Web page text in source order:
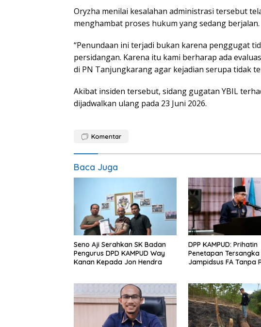
Oryzha menilai kesalahan administrasi tersebut
menghambat proses hukum yang sedang berjalan.
“Penundaan ini terjadi bukan karena penggugat
persidangan. Karena itu kami berharap ada
di PN Tanjungkarang agar kejadian serupa tidak
Akibat insiden tersebut, sidang gugatan YBIL
dijadwalkan ulang pada 23 Juni 2026.
Komentar
Baca Juga
Seno Aji Serahkan SK Badan
Pengurus DPD KAMPUD Way
Kanan Kepada Jon Hendra
DPP KAMPUD: Prihatin
Penetapan Tersangka
Jampidsus FA Tanpa